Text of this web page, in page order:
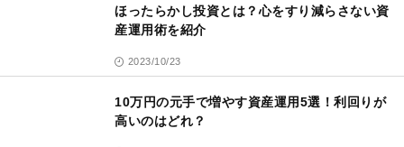
ほったらかし投資とは？心をすり減らさない資
産運用術を紹介
2023/10/23
10万円の元手で増やす資産運用5選！利回りが
高いのはどれ？